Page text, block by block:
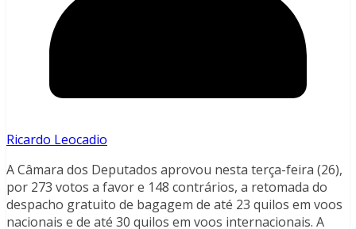
Ricardo Leocadio
A Câmara dos Deputados aprovou nesta terça-feira (26),
por 273 votos a favor e 148 contrários, a retomada do
despacho gratuito de bagagem de até 23 quilos em voos
nacionais e de até 30 quilos em voos internacionais. A